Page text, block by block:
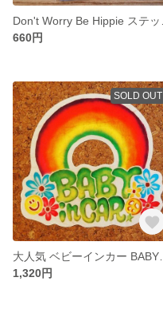
660円
SOLD OUT
1,320円